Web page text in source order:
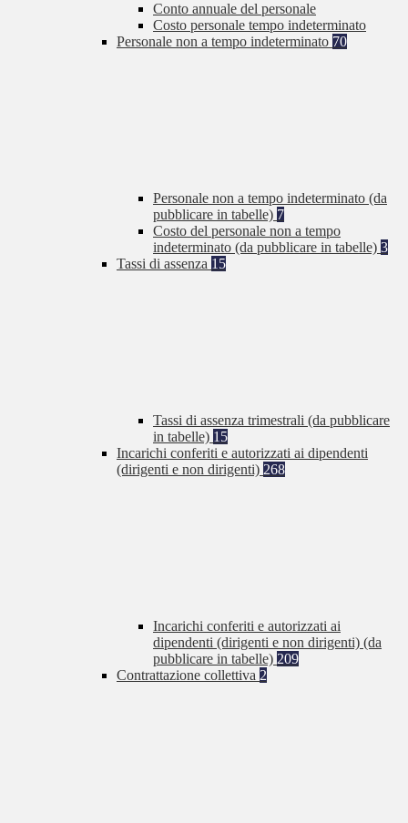
Conto annuale del personale
Costo personale tempo indeterminato
Personale non a tempo indeterminato 70
Personale non a tempo indeterminato (da
pubblicare in tabelle) 7
Costo del personale non a tempo
indeterminato (da pubblicare in tabelle) 3
Tassi di assenza 15
Tassi di assenza trimestrali (da pubblicare
in tabelle) 15
Incarichi conferiti e autorizzati ai dipendenti
(dirigenti e non dirigenti) 268
Incarichi conferiti e autorizzati ai
dipendenti (dirigenti e non dirigenti) (da
pubblicare in tabelle) 209
Contrattazione collettiva 2